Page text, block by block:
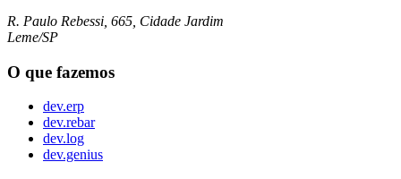
R. Paulo Rebessi, 665, Cidade Jardim
Leme/SP
O que fazemos
dev.erp
dev.rebar
dev.log
dev.genius